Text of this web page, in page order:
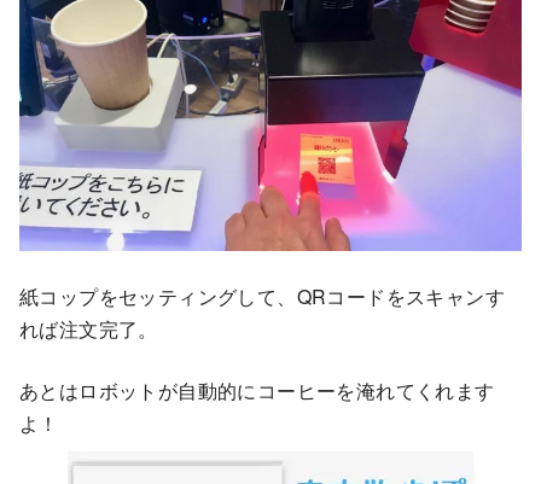
紙コップをセッティングして、QRコードをスキャンす
れば注文完了。
あとはロボットが自動的にコーヒーを淹れてくれます
よ！